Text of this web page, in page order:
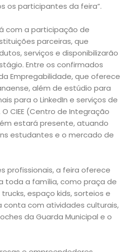
os participantes da feira”.
com a participação de
parceiras, que
serviços e disponibilizarão
Entre os confirmados
Empregabilidade, que oferece
além de estúdio para
para o LinkedIn e serviços de
CIEE (Centro de Integração
estará presente, atuando
estudantes e o mercado de
profissionais, a feira oferece
toda a família, como praça de
espaço kids, sorteios e
conta com atividades culturais,
da Guarda Municipal e o